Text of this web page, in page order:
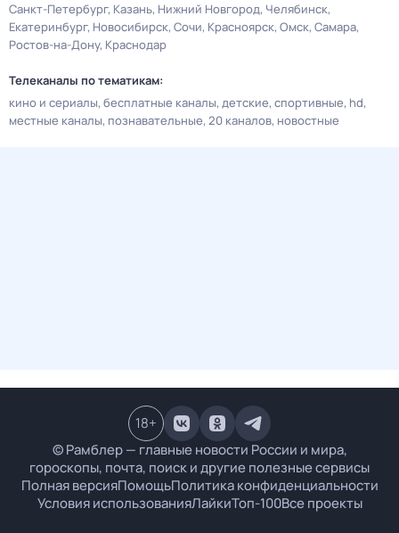
Санкт-Петербург Казань Нижний Новгород Челябинск
Екатеринбург Новосибирск Сочи Красноярск Омск Самара
Ростов-на-Дону Краснодар
Телеканалы по тематикам:
кино и сериалы бесплатные каналы детские спортивные hd
местные каналы познавательные 20 каналов новостные
© Рамблер — главные новости России и мира,
гороскопы, почта, поиск и другие полезные сервисы
Полная версияПомощьПолитика конфиденциальности
Условия использованияЛайкиТоп-100Все проекты
18+